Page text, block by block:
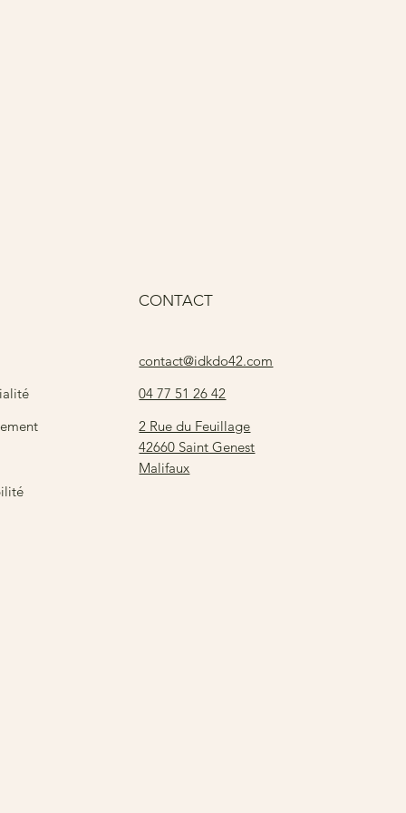
CONTACT
contact@idkdo42.com
04 77 51 26 42
2 Rue du Feuillage
42660 Saint Genest
Malifaux